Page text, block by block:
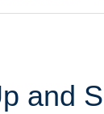
and